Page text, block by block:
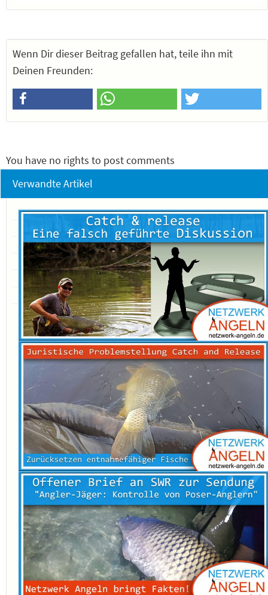
Wenn Dir dieser Beitrag gefallen hat, teile ihn mit
Deinen Freunden:
You have no rights to post comments
Verwandte Artikel